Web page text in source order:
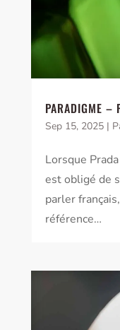
PARADIGME –
Sep 15, 2025|
Lorsque
est obligé de
parler
référence…